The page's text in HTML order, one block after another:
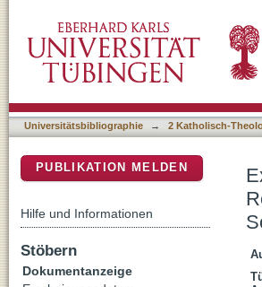
sozialpolitisch brisant ist,
Universitätsbibliographie → 2 Katholisch-
PUBLIKATION MELDEN
Hilfe und Informationen
Stöbern
Dokumentanzeige